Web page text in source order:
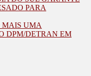
PARA
MAIS UMA
DPM/DETRAN EM